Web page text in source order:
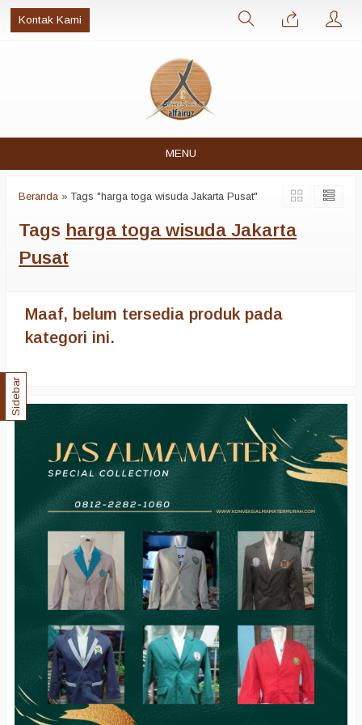
Kontak Kami
MENU
Beranda »Tags "harga toga wisuda Jakarta Pusat"
Tags harga toga wisuda Jakarta
Pusat
Maaf, belum tersedia produk pada
kategori ini.
Sidebar